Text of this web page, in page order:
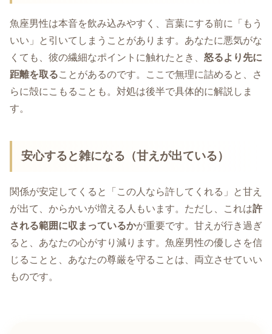
魚座男性は本音を飲み込みやすく、言葉にする前に「もう
いい」と引いてしまうことがあります。あなたに悪気がな
くても、彼の繊細なポイントに触れたとき、 怒るより先に
距離を取ることがあるのです。ここで無理に詰めると、さ
らに殻にこもることも。対処は後半で具体的に解説しま
す。
安心すると雑になる（甘えが出ている）
関係が安定してくると「この人なら許してくれる」と甘え
が出て、からかいが増える人もいます。ただし、これは許
される範囲に収まっているかが重要です。甘えが行き過ぎ
ると、あなたの心がすり減ります。魚座男性の優しさを信
じることと、あなたの尊厳を守ることは、両立させていい
ものです。